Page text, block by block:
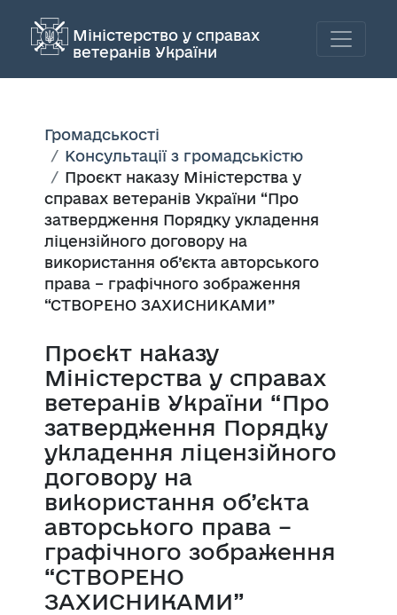
Міністерство у справах
ветеранів України
Громадськості
Консультації з громадськістю
Проєкт наказу Міністерства у
справах ветеранів України “Про
затвердження Порядку укладення
ліцензійного договору на
використання об’єкта авторського
права – графічного зображення
“СТВОРЕНО ЗАХИСНИКАМИ”
Проєкт наказу
Міністерства у справах
ветеранів України “Про
затвердження Порядку
укладення ліцензійного
договору на
використання об’єкта
авторського права –
графічного зображення
“СТВОРЕНО
ЗАХИСНИКАМИ”